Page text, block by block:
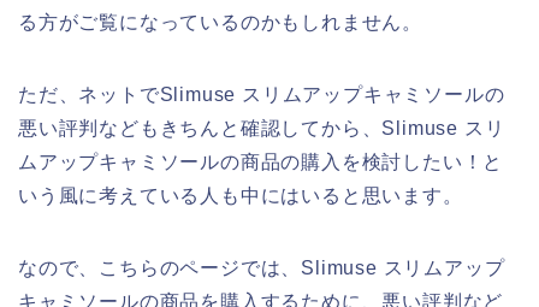
る方がご覧になっているのかもしれません。
ただ、ネットでSlimuse スリムアップキャミソールの
悪い評判などもきちんと確認してから、Slimuse スリ
ムアップキャミソールの商品の購入を検討したい！と
いう風に考えている人も中にはいると思います。
なので、こちらのページでは、Slimuse スリムアップ
キャミソールの商品を購入するために、悪い評判など